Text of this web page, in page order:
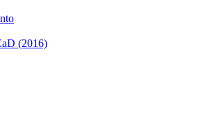
(2016)